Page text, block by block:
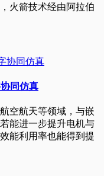
火箭技术经由阿拉伯
同仿真
空航天等领域，与嵌
能进一步提升电机与
能利用率也能得到提